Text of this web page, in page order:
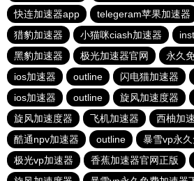
快连加速器app
telegeram苹果加速器
猎豹加速器
小猫咪ciash加速器
黑豹加速器
极光加速器官网
永久
ios加速器
outline 闪电猫加速器
ios加速器
outline 旋风加速度器
旋风加速度器
飞机加速器 西柚加
酷通npv加速器
outline
暴雪vp永
极光vp加速器
香蕉加速器官网正版